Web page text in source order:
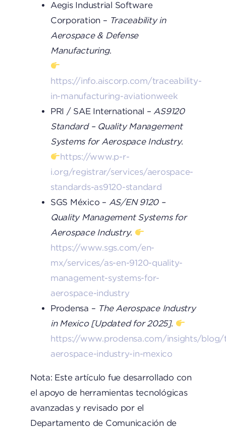
Aegis Industrial Software
Corporation – Traceability in
Aerospace & Defense
Manufacturing.
https://info.aiscorp.com/traceability-
in-manufacturing-aviationweek
PRI / SAE International – AS9120
Standard – Quality Management
Systems for Aerospace Industry.
https://www.p-r-
i.org/registrar/services/aerospace-
standards-as9120-standard
SGS México – AS/EN 9120 –
Quality Management Systems for
Aerospace Industry.
https://www.sgs.com/en-
mx/services/as-en-9120-quality-
management-systems-for-
aerospace-industry
Prodensa – The Aerospace Industry
in Mexico [Updated for 2025].
https://www.prodensa.com/insights/blog/
aerospace-industry-in-mexico
Nota: Este artículo fue desarrollado con
el apoyo de herramientas tecnológicas
avanzadas y revisado por el
Departamento de Comunicación de